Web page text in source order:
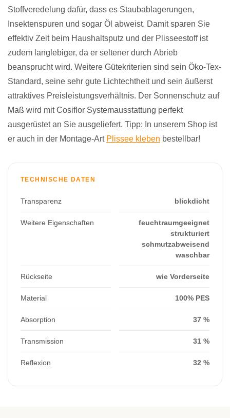
Stoffveredelung dafür, dass es Staubablagerungen,
Insektenspuren und sogar Öl abweist. Damit sparen Sie
effektiv Zeit beim Haushaltsputz und der Plisseestoff ist
zudem langlebiger, da er seltener durch Abrieb
beansprucht wird. Weitere Gütekriterien sind sein Öko-Tex-
Standard, seine sehr gute Lichtechtheit und sein äußerst
attraktives Preisleistungsverhältnis. Der Sonnenschutz auf
Maß wird mit Cosiflor Systemausstattung perfekt
ausgerüstet an Sie ausgeliefert. Tipp: In unserem Shop ist
er auch in der Montage-Art Plissee kleben bestellbar!
TECHNISCHE DATEN
Transparenz blickdicht
Weitere Eigenschaften
feuchtraumgeeignet
strukturiert
schmutzabweisend
waschbar
Rückseite wie Vorderseite
Material 100% PES
Absorption 37 %
Transmission 31 %
Reflexion 32 %